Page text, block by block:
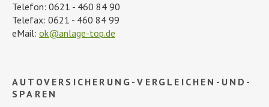
Telefon: 0621 - 460 84 90
Telefax: 0621 - 460 84 99
eMail: ok@anlage-top.de
AUTOVERSICHERUNG-VERGLEICHEN-UND-
SPAREN